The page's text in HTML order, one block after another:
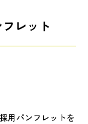
レット
用パンフレットを